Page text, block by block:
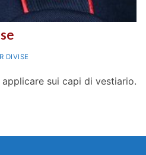
DIVISE
sui capi di vestiario.